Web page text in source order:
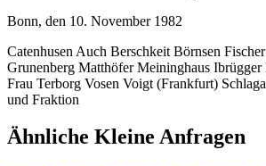
Bonn, den 10. November 1982
Catenhusen Auch Berschkeit Börnsen
Grunenberg Matthöfer Meininghaus Ibrügger
Frau Terborg Vosen Voigt (Frankfurt)
und Fraktion
Ähnliche Kleine Anfragen